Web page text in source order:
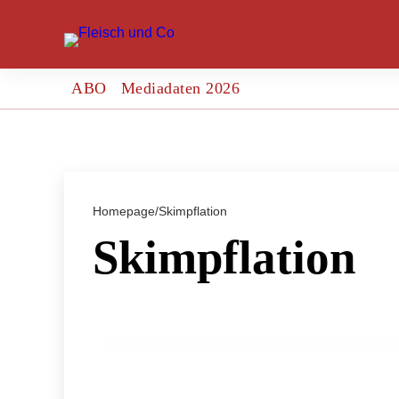
ABO Mediadaten 2026
Homepage/Skimpflation
Skimpflation